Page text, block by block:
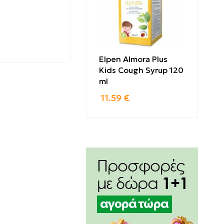
Elpen Almora Plus
Kids Cough Syrup 120
ml
11.59 €